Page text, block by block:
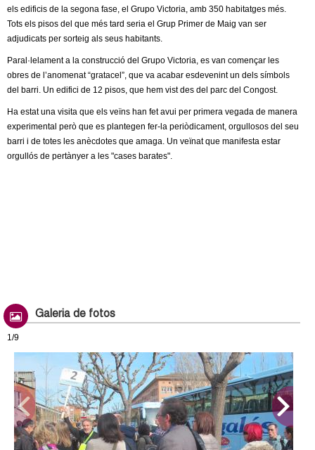
els edificis de la segona fase, el Grupo Victoria, amb 350 habitatges més.
Tots els pisos del que més tard seria el Grup Primer de Maig van ser
adjudicats per sorteig als seus habitants.
Paral·lelament a la construcció del Grupo Victoria, es van començar les
obres de l’anomenat “gratacel”, que va acabar esdevenint un dels símbols
del barri. Un edifici de 12 pisos, que hem vist des del parc del Congost.
Ha estat una visita que els veïns han fet avui per primera vegada de manera
experimental però que es plantegen fer-la periòdicament, orgullosos del seu
barri i de totes les anècdotes que amaga. Un veïnat que manifesta estar
orgullós de pertànyer a les "cases barates".
Galeria de fotos
1/9